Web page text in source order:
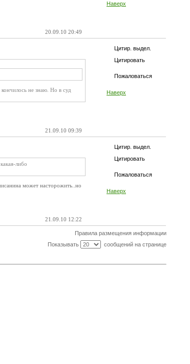
Наверх
20.09.10 20:49
Цитир. выдел.
Цитировать
Пожаловаться
Наверх
не знаю. Но в суд
21.09.10 09:39
Цитир. выдел.
Цитировать
Пожаловаться
Наверх
либо
может насторожить..но
21.09.10 12:22
Правила размещения информации
Показывать
сообщений на странице